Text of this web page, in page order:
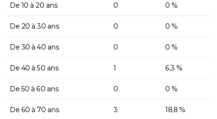
De 10 à 20 ans 0 0 %
De 20 à 30 ans 0 0 %
De 30 à 40 ans 0 0 %
De 40 à 50 ans 1 6,3 %
De 50 à 60 ans 0 0 %
De 60 à 70 ans 3 18,8 %